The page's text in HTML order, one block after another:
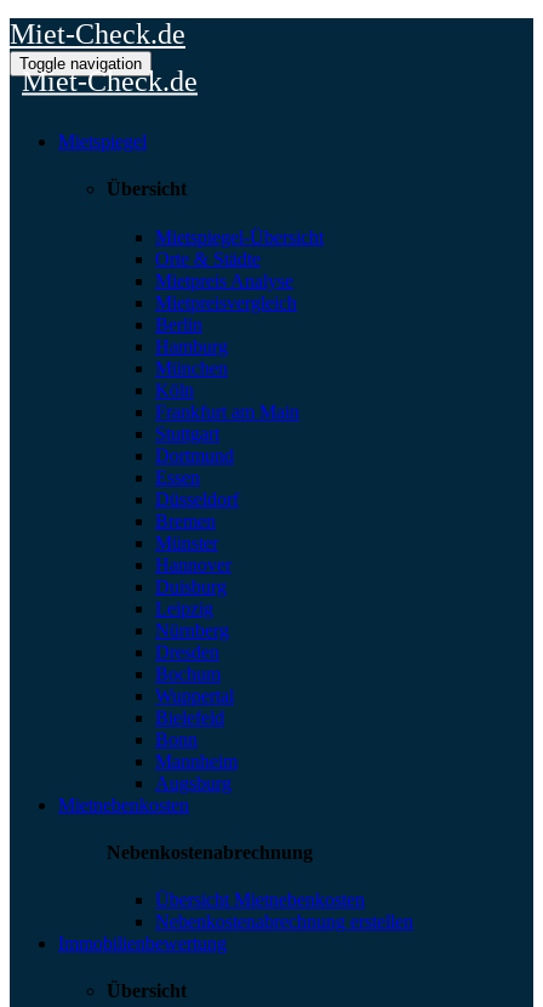
Miet-Check.de
Miet-Check.de
Toggle navigation
Mietspiegel
Übersicht
Mietspiegel-Übersicht
Orte & Städte
Mietpreis Analyse
Mietpreisvergleich
Berlin
Hamburg
München
Köln
Frankfurt am Main
Stuttgart
Dortmund
Essen
Düsseldorf
Bremen
Münster
Hannover
Duisburg
Leipzig
Nürnberg
Dresden
Bochum
Wuppertal
Bielefeld
Bonn
Mannheim
Augsburg
Mietnebenkosten
Nebenkostenabrechnung
Übersicht Mietnebenkosten
Nebenkostenabrechnung erstellen
Immobilienbewertung
Übersicht